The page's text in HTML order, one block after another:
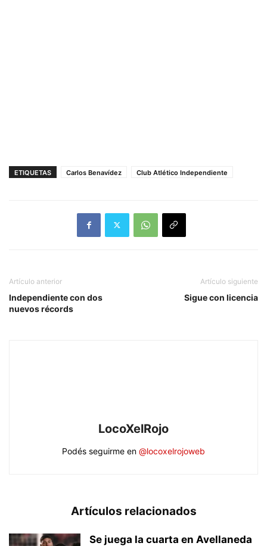
ETIQUETAS Carlos Benavídez Club Atlético Independiente
Artículo anterior
Independiente con dos
nuevos récords
Artículo siguiente
Sigue con licencia
LocoXelRojo
Podés seguirme en @locoxelrojoweb
Artículos relacionados
Se juega la cuarta en Avellaneda